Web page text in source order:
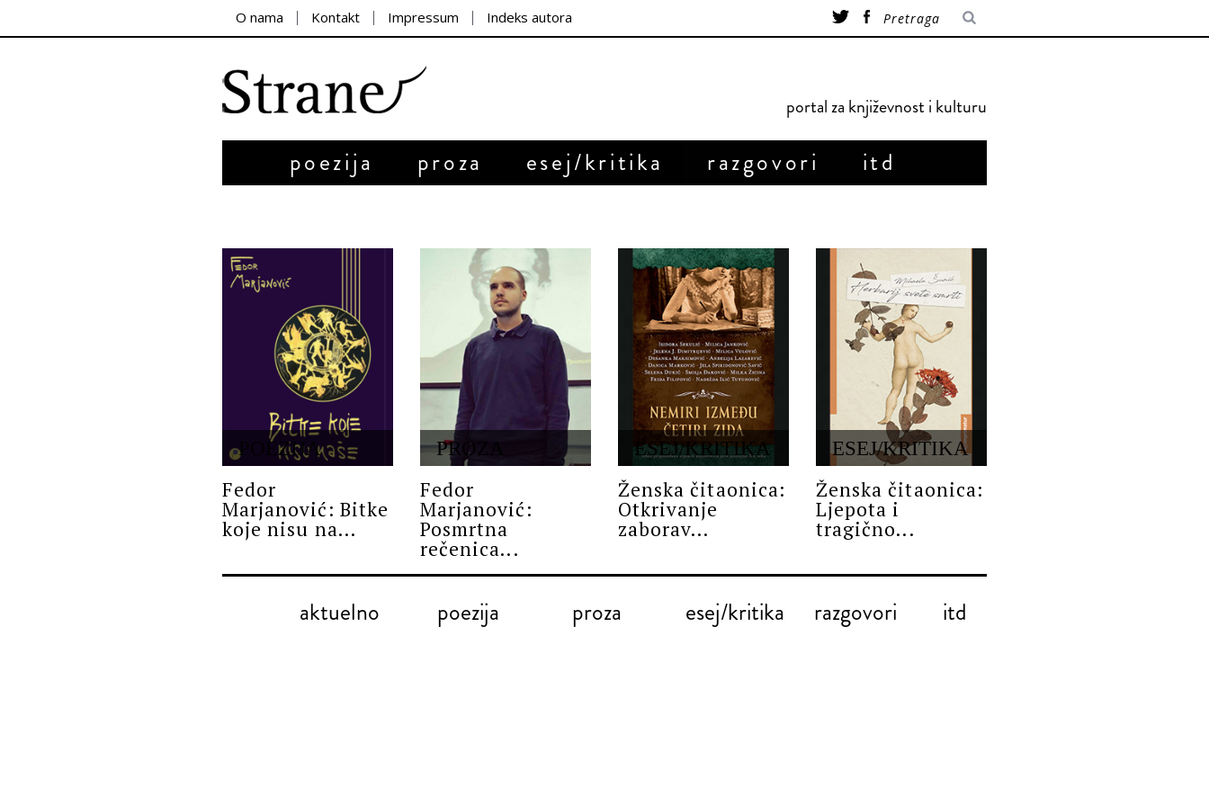
O nama Kontakt Impressum Indeks autora
portal za književnost i kulturu
poezija proza esej/kritika razgovori itd
POEZIJA
Fedor
Marjanović: Bitke
koje nisu na...
PROZA
Fedor
Marjanović:
Posmrtna
rečenica...
ESEJ/KRITIKA
Ženska čitaonica:
Otkrivanje
zaborav...
ESEJ/KRITIKA
Ženska čitaonica:
Ljepota i
tragično...
aktuelno poezija proza esej/kritika razgovori itd